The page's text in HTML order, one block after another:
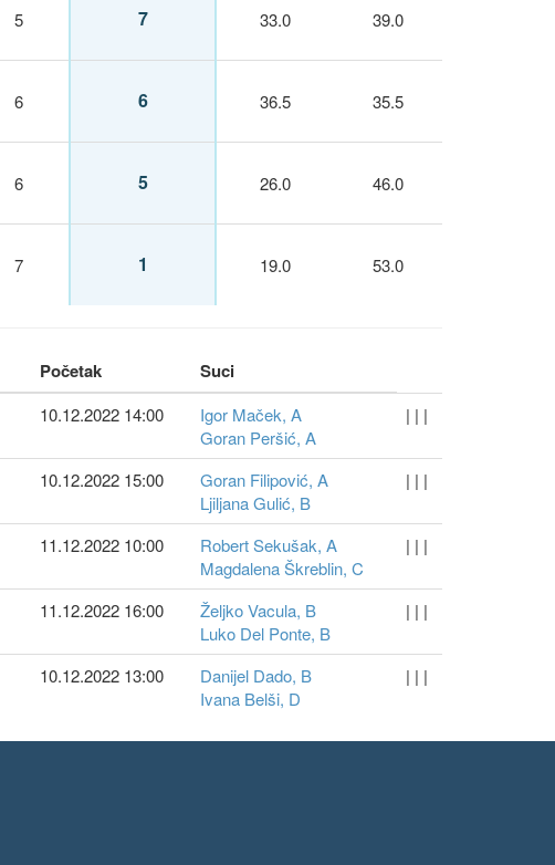
5 7 33.0 39.0
6 6 36.5 35.5
6 5 26.0 46.0
7 1 19.0 53.0
Početak Suci
10.12.2022 14:00
Igor Maček, A
Goran Peršić, A
| | |
10.12.2022 15:00
Goran Filipović, A
Ljiljana Gulić, B
| | |
11.12.2022 10:00
Robert Sekušak, A
Magdalena Škreblin, C
| | |
11.12.2022 16:00
Željko Vacula, B
Luko Del Ponte, B
| | |
10.12.2022 13:00
Danijel Dado, B
Ivana Belši, D
| | |